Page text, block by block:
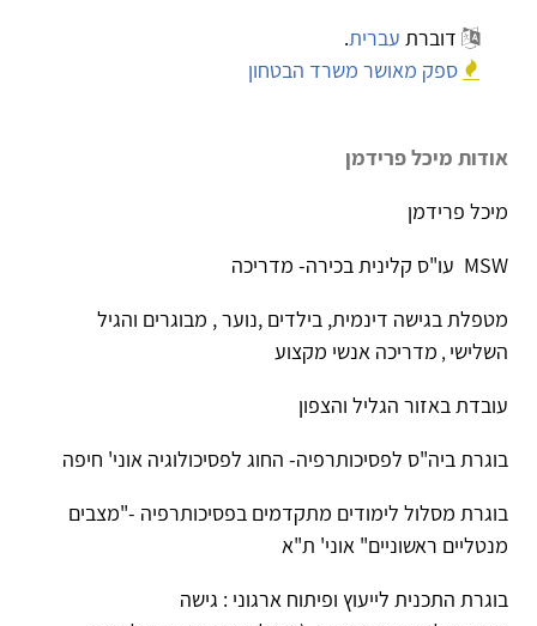
דוברת עברית.
ספק מאושר משרד הבטחון
אודות מיכל פרידמן
מיכל פרידמן
MSW עו"ס קלינית בכירה- מדריכה
מטפלת בגישה דינמית, בילדים , נוער,
והגיל
השלישי , מדריכה אנשי מקצוע
עובדת באזור הגליל והצפון
בוגרת ביה"ס לפסיכותרפיה- החוג לפסיכולוגיה אוני' חיפה
בוגרת מסלול לימודים מתקדמים בפסיכותרפיה -"מצבים
מנטליים ראשוניים" אוני' ת"א
בוגרת התכנית לייעוץ ופיתוח ארגוני : גישה